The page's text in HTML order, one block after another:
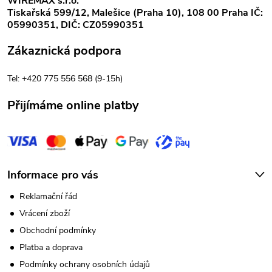
y
v
ý
p
i
s
u
aTiskařská 599/12, Malešice (Praha 10), 108 00 Praha IČ:
05990351, DIČ: CZ05990351
Zákaznická podpora
Tel: +420 775 556 568 (9-15h)
Přijímáme online platby
Informace pro vás
Reklamační řád
Vrácení zboží
Obchodní podmínky
Platba a doprava
Podmínky ochrany osobních údajů